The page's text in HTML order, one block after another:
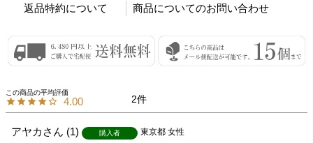
返品特約について 商品についてのお問い合わせ
4.00 2
アヤカ 1 購入者 東京都 女性